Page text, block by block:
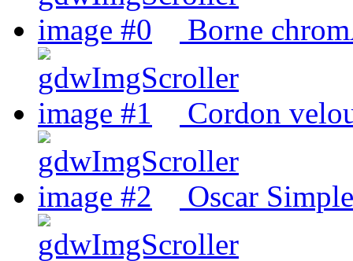
Borne
Cordon
Oscar Simple